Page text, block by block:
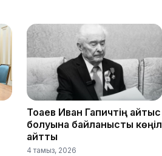
Тоқаев Иван Гапичтің қайтыс
болуына байланысты көңіл
айтты
4 тамыз, 2026